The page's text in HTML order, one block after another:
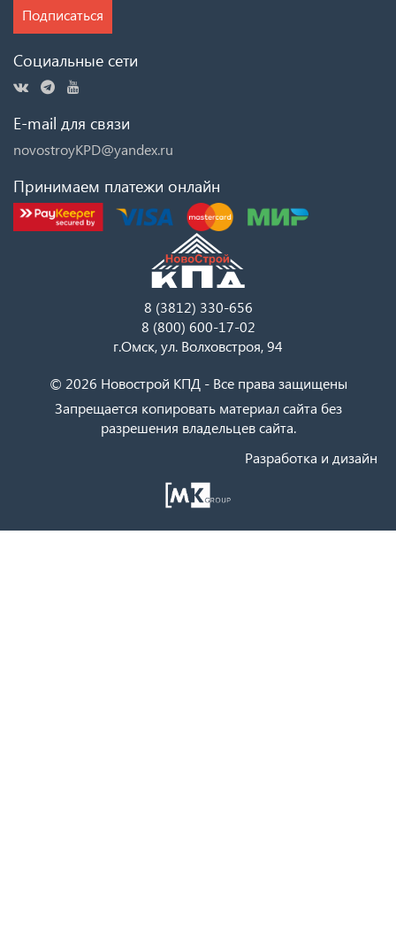
Подписаться
Социальные сети
E-mail для связи
novostroyKPD@yandex.ru
Принимаем платежи онлайн
8 (3812) 330-656
8 (800) 600-17-02
г.Омск, ул. Волховстроя, 94
© 2026 Новострой КПД - Все права защищены
Запрещается копировать материал сайта без
разрешения владельцев сайта.
Разработка и дизайн